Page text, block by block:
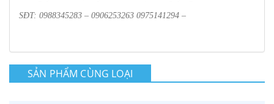
SĐT: 0988345283 – 0906253263 0975141294 –
SẢN PHẨM CÙNG LOẠI